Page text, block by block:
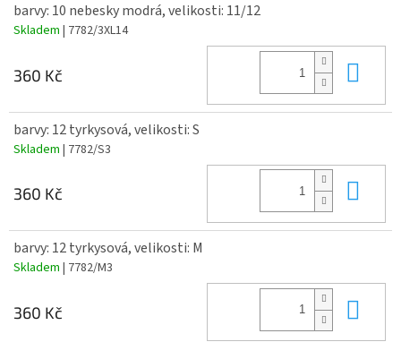
barvy: 10 nebesky modrá, velikosti: 11/12
Skladem | 7782/3XL14
360 Kč
barvy: 12 tyrkysová, velikosti: S
Skladem | 7782/S3
360 Kč
barvy: 12 tyrkysová, velikosti: M
Skladem | 7782/M3
360 Kč